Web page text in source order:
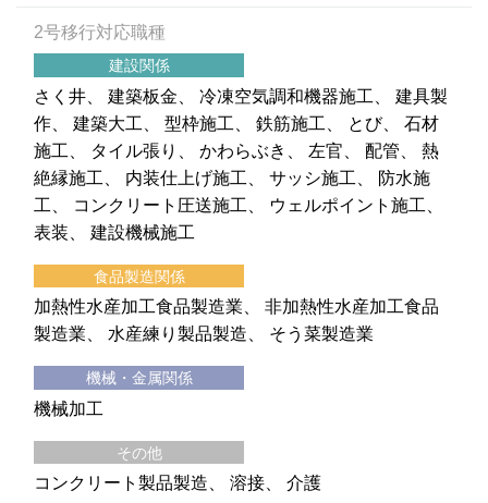
2号移行対応職種
建設関係
さく井 建築板金 冷凍空気調和機器施工
建具製
作
建築大工 型枠施工 鉄筋施工 とび
石材
施工
タイル張り かわらぶき 左官 配管
熱
絶縁施工
内装仕上げ施工 サッシ施工
防水施
工
コンクリート圧送施工
ウェルポイント施工
表装
建設機械施工
食品製造関係
加熱性水産加工食品製造業
非加熱性水産加工食品
製造業
水産練り製品製造 そう菜製造業
機械・金属関係
機械加工
その他
コンクリート製品製造 溶接 介護